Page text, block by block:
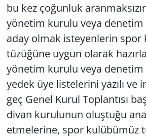
bu kez çoğunluk
yönetim kurulu veya
aday olmak isteyenlerin spor
tüzüğüne uygun olarak
yönetim kurulu veya
yedek üye listelerini yazılı ve
geç Genel Kurul Toplantısı
divan kurulunun oluştuğu
etmelerine, spor kulübümüz